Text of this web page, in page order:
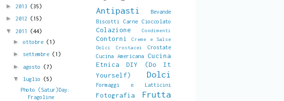
► 2013 (35)
► 2012 (15)
▼ 2011 (44)
► ottobre (1)
► settembre (1)
► agosto (7)
▼ luglio (5)
Photo (Satur)Day:
Fragoline
Antipasti
Bevande
Biscotti
Carne Cioccolato
Colazione Condimenti
Contorni
Creme e Salse
Dolci
Crostacei
Crostate
Cucina Americana
Cucina
Etnica
DIY (Do It
Yourself)
Dolci
Formaggi e Latticini
Fotografia Frutta